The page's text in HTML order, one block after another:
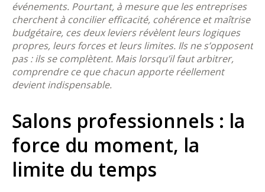
événements. Pourtant, à mesure que les entreprises
cherchent à concilier efficacité, cohérence et maîtrise
budgétaire, ces deux leviers révèlent leurs logiques
propres, leurs forces et leurs limites. Ils ne s’opposent
pas : ils se complètent. Mais lorsqu’il faut arbitrer,
comprendre ce que chacun apporte réellement
devient indispensable.
Salons professionnels : la
force du moment, la
limite du temps